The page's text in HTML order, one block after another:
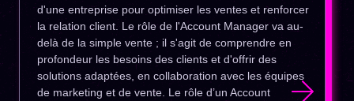
d'une entreprise pour optimiser les ventes et renforcer
la relation client. Le rôle de l'Account Manager va au-
delà de la simple vente ; il s'agit de comprendre en
profondeur les besoins des clients et d'offrir des
solutions adaptées, en collaboration avec les équipes
de marketing et de vente. Le rôle d’un Account